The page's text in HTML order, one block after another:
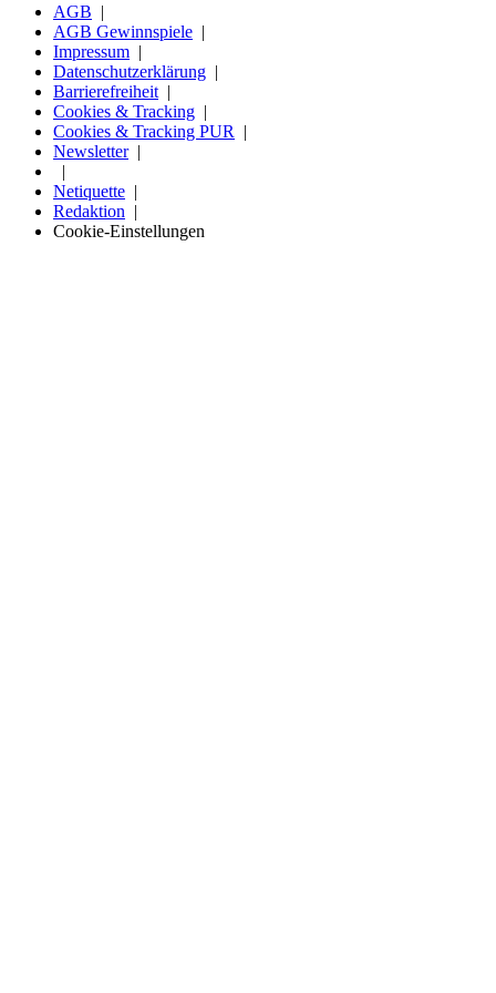
AGB
AGB Gewinnspiele
Impressum
Datenschutzerklärung
Barrierefreiheit
Cookies & Tracking
Cookies & Tracking PUR
Newsletter
Netiquette
Redaktion
Cookie-Einstellungen